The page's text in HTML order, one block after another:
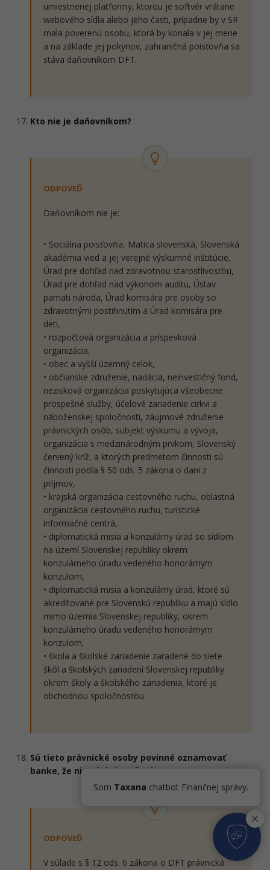
umiestnenej platformy, ktorou je softvér vrátane
webového sídla alebo jeho časti, prípadne by v SR
mala poverenú osobu, ktorá by konala v jej mene
a na základe jej pokynov, zahraničná poisťovňa sa
stáva daňovníkom DFT.
Kto nie je daňovníkom?
ODPOVEĎ
Daňovníkom nie je:
• Sociálna poisťovňa, Matica slovenská, Slovenská
akadémia vied a jej verejné výskumné inštitúcie,
Úrad pre dohľad nad zdravotnou starostlivosťou,
Úrad pre dohľad nad výkonom auditu, Ústav
pamäti národa, Úrad komisára pre osoby so
zdravotnými postihnutím a Úrad komisára pre
deti,
• rozpočtová organizácia a príspevková
organizácia,
• obec a vyšší územný celok,
• občianske združenie, nadácia, neinvestičný fond,
nezisková organizácia poskytujúca všeobecne
prospešné služby, účelové zariadenie cirkvi a
náboženskej spoločnosti, záujmové združenie
právnických osôb, subjekt výskumu a vývoja,
organizácia s medzinárodným prvkom, Slovenský
červený kríž, a ktorých predmetom činnosti sú
činnosti podľa § 50 ods. 5 zákona o dani z
príjmov,
• krajská organizácia cestovného ruchu, oblastná
organizácia cestovného ruchu, turistické
informačné centrá,
• diplomatická misia a konzulárny úrad so sídlom
na území Slovenskej republiky okrem
konzulárneho úradu vedeného honorárnym
konzulom,
• diplomatická misia a konzulárny úrad, ktoré sú
akreditované pre Slovenskú republiku a majú sídlo
mimo územia Slovenskej republiky, okrem
konzulárneho úradu vedeného honorárnym
konzulom,
• škola a školské zariadenie zaradené do siete
škôl a školských zariadení Slovenskej republiky
okrem školy a školského zariadenia, ktoré je
obchodnou spoločnosťou.
Sú tieto právnické osoby povinné oznamovať
banke, že nie sú daňovníkmi DFT?
ODPOVEĎ
V súlade s § 12 ods. 6 zákona o DFT právnická
Som Taxana chatbot Finančnej správy.